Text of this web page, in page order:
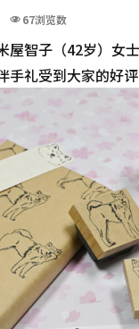
67浏览数
屋智子（42岁）女
手礼受到大家的好评